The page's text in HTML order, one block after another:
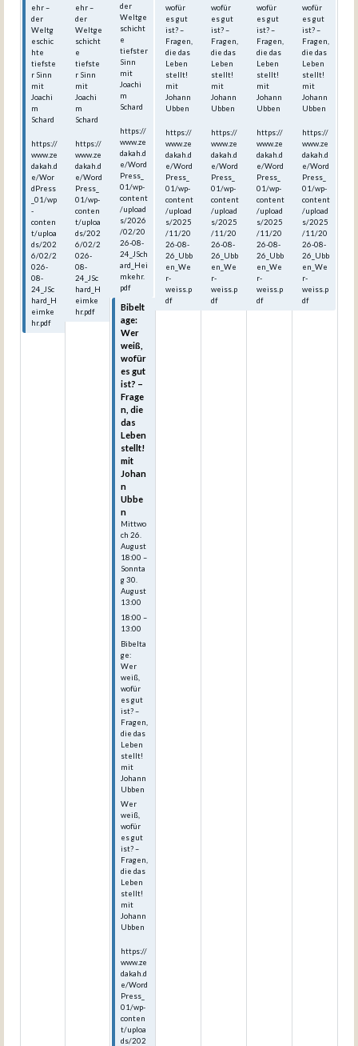
ehr –
der
Weltg
eschic
hte
tiefste
r Sinn
mit
Joachi
m
Schard
https://
www.ze
dakah.d
e/Wor
dPress
_01/wp
-
conten
t/uploa
ds/202
6/02/2
026-
08-
24_JSc
hard_H
eimke
hr.pdf
ehr –
der
Weltge
schicht
e
tiefste
r Sinn
mit
Joachi
m
Schard
https://
www.ze
dakah.d
e/Word
Press_
01/wp-
conten
t/uploa
ds/202
6/02/2
026-
08-
24_JSc
hard_H
eimke
hr.pdf
der
Weltge
schicht
e
tiefster
Sinn
mit
Joachi
m
Schard
https://
www.ze
dakah.d
e/Word
Press_
01/wp-
content
/upload
s/2026
/02/20
26-08-
24_JSch
ard_Hei
mkehr.
pdf
Bibelt
age:
Wer
weiß,
wofür
es gut
ist? –
Frage
n, die
das
Leben
stellt!
mit
Johan
n
Ubbe
n
Mittwo
ch 26.
August
18:00 –
Sonnta
g30.
August
13:00
18:00 –
13:00
Bibelta
ge:
Wer
weiß,
wofür
es gut
ist? –
Fragen,
die das
Leben
stellt!
mit
Johann
Ubben
Wer
weiß,
wofür
es gut
ist? –
Fragen,
die das
Leben
stellt!
mit
Johann
Ubben
https://
www.ze
dakah.d
e/Word
Press_
01/wp-
conten
t/uploa
ds/202
wofür
es gut
ist? –
Fragen,
die das
Leben
stellt!
mit
Johann
Ubben
https://
www.ze
dakah.d
e/Word
Press_
01/wp-
content
/upload
s/2025
/11/20
26-08-
26_Ubb
en_We
r-
weiss.p
df
wofür
es gut
ist? –
Fragen,
die das
Leben
stellt!
mit
Johann
Ubben
https://
www.ze
dakah.d
e/Word
Press_
01/wp-
content
/upload
s/2025
/11/20
26-08-
26_Ubb
en_We
r-
weiss.p
df
wofür
es gut
ist? –
Fragen,
die das
Leben
stellt!
mit
Johann
Ubben
https://
www.ze
dakah.d
e/Word
Press_
01/wp-
content
/upload
s/2025
/11/20
26-08-
26_Ubb
en_We
r-
weiss.p
df
wofür
es gut
ist? –
Fragen,
die das
Leben
stellt!
mit
Johann
Ubben
https://
www.ze
dakah.d
e/Word
Press_
01/wp-
content
/upload
s/2025
/11/20
26-08-
26_Ubb
en_We
r-
weiss.p
df